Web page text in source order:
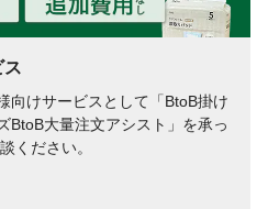
ス
向けサービスとして「BtoB掛け
BtoB大量注文アシスト」を承っ
ください。